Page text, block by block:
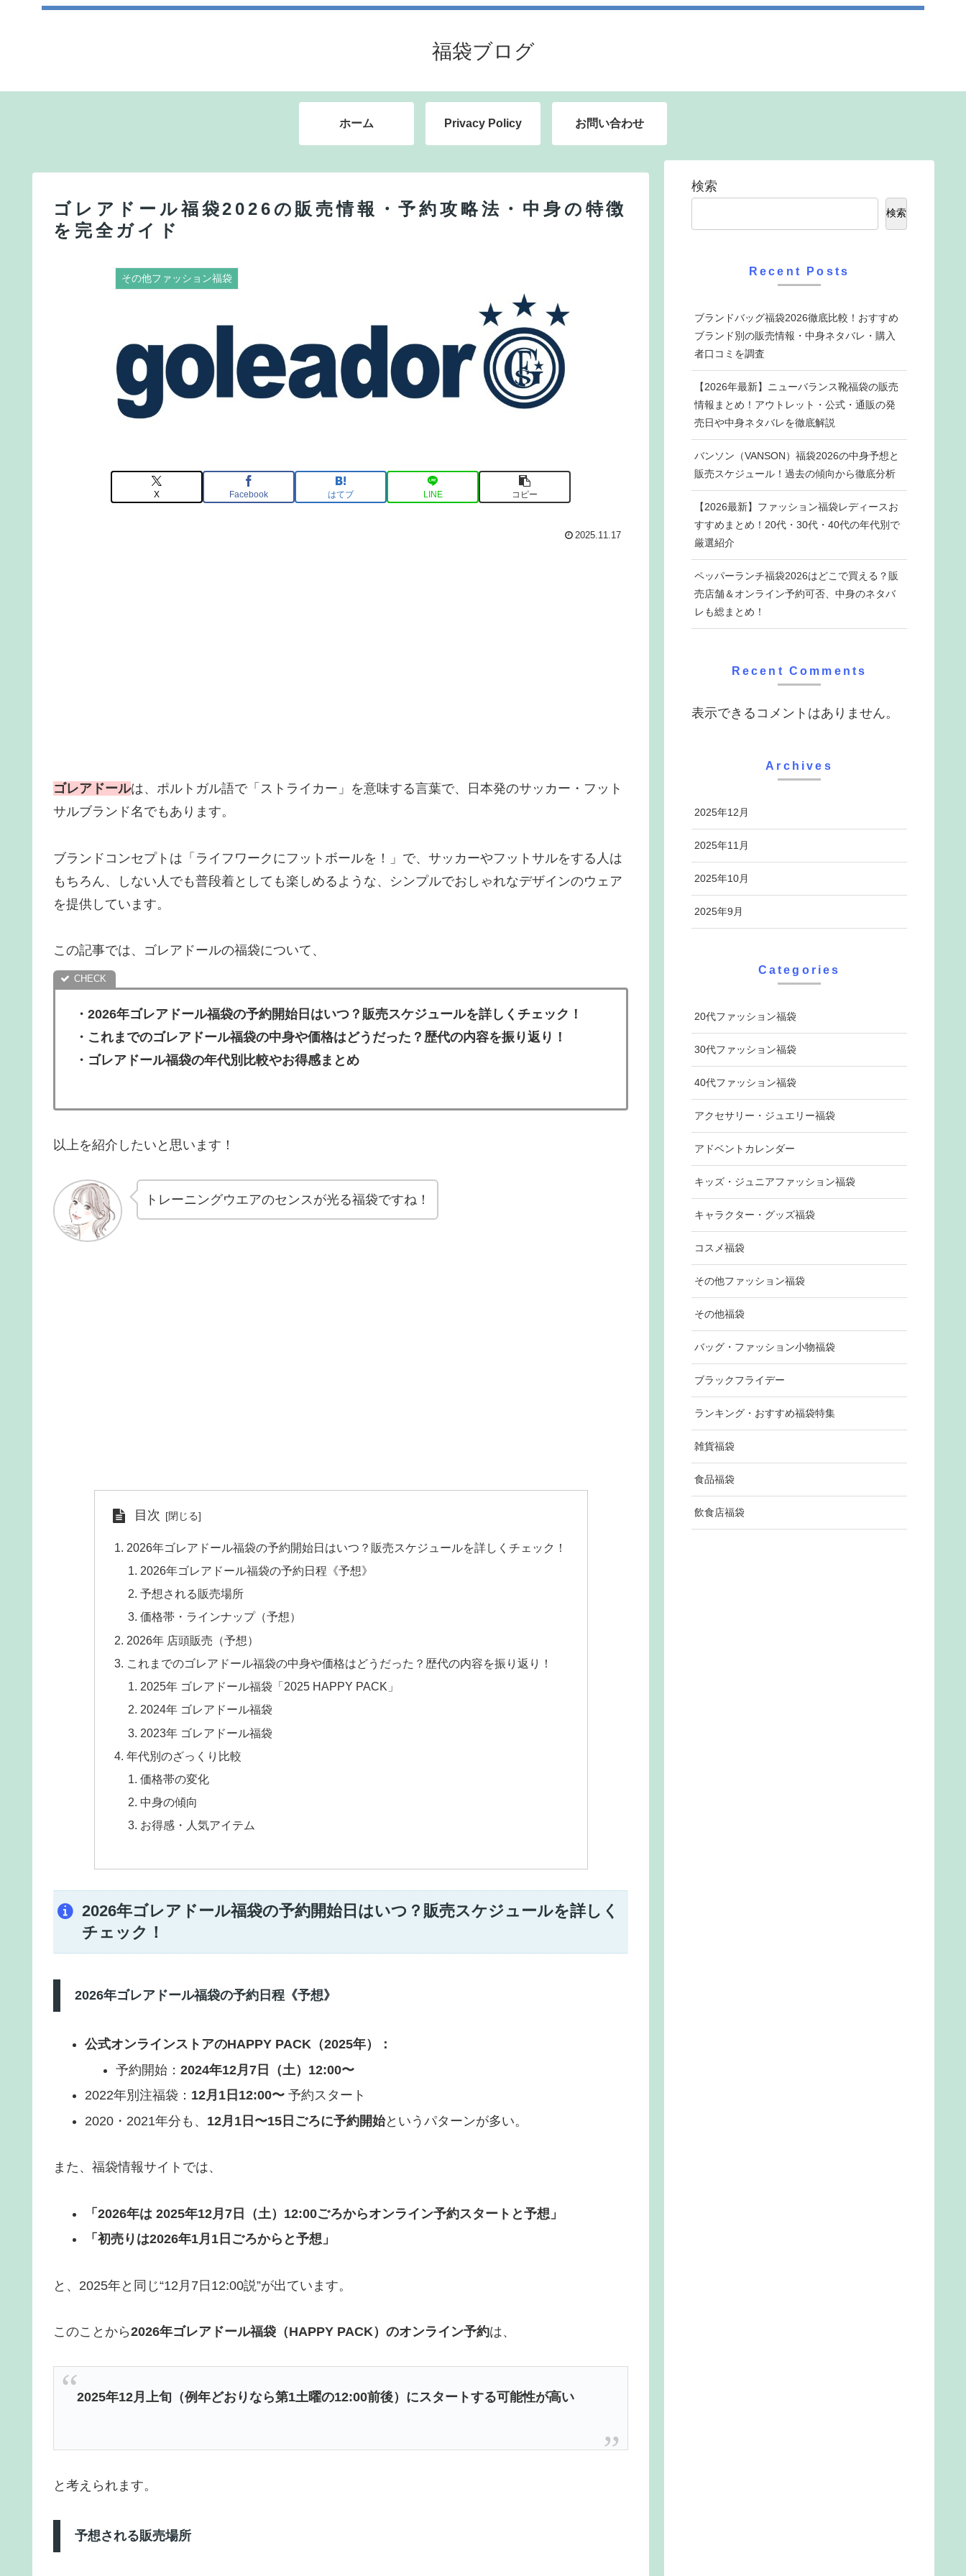
福袋ブログ
ホーム Privacy Policy お問い合わせ
ゴレアドール福袋2026の販売情報・予約攻略法・中身の特徴
を完全ガイド
その他ファッション福袋
X Facebook はてブ LINE コピー
2025.11.17
ゴレアドールは、ポルトガル語で「ストライカー」を意味する言葉で、日本発のサッカー・フット
サルブランド名でもあります。
ブランドコンセプトは「ライフワークにフットボールを！」で、サッカーやフットサルをする人は
もちろん、しない人でも普段着としても楽しめるような、シンプルでおしゃれなデザインのウェア
を提供しています。
この記事では、ゴレアドールの福袋について、
・ 2026年ゴレアドール福袋の予約開始日はいつ？販売スケジュールを詳しくチェック！
・これまでのゴレアドール福袋の中身や価格はどうだった？歴代の内容を振り返り！
・ ゴレアドール福袋の年代別比較やお得感まとめ
以上を紹介したいと思います！
トレーニングウエアのセンスが光る福袋ですね！
目次
2026年ゴレアドール福袋の予約開始日はいつ？販売スケジュールを詳しくチェック！
2026年ゴレアドール福袋の予約日程《予想》
予想される販売場所
価格帯・ラインナップ（予想）
2026年 店頭販売（予想）
これまでのゴレアドール福袋の中身や価格はどうだった？歴代の内容を振り返り！
2025年 ゴレアドール福袋「2025 HAPPY PACK」
2024年 ゴレアドール福袋
2023年 ゴレアドール福袋
年代別のざっくり比較
価格帯の変化
中身の傾向
お得感・人気アイテム
2026年ゴレアドール福袋の予約開始日はいつ？販売スケジュールを詳しく
チェック！
2026年ゴレアドール福袋の予約日程《予想》
公式オンラインストアのHAPPY PACK（2025年）：
予約開始：2024年12月7日（土）12:00〜
2022年別注福袋： 12月1日12:00〜予約スタート
2020・2021年分も、 12月1日〜15日ごろに予約開始というパターンが多い。
また、福袋情報サイトでは、
「2026年は 2025年12月7日（土）12:00ごろからオンライン予約スタートと予想」
「初売りは2026年1月1日ごろからと予想」
と、2025年と同じ“12月7日12:00説”が出ています。
このことから2026年ゴレアドール福袋（HAPPY PACK）のオンライン予約は、
2025年12月上旬（例年どおりなら第1土曜の12:00前後）にスタートする可能性が高い
と考えられます。
予想される販売場所
検索
検索
Recent Posts
ブランドバッグ福袋2026徹底比較！おすすめ
ブランド別の販売情報・中身ネタバレ・購入
者口コミを調査
【2026年最新】ニューバランス靴福袋の販売
情報まとめ！アウトレット・公式・通販の発
売日や中身ネタバレを徹底解説
バンソン（VANSON）福袋2026の中身予想と
販売スケジュール！過去の傾向から徹底分析
【2026最新】ファッション福袋レディースお
すすめまとめ！20代・30代・40代の年代別で
厳選紹介
ペッパーランチ福袋2026はどこで買える？販
売店舗＆オンライン予約可否、中身のネタバ
レも総まとめ！
Recent Comments
表示できるコメントはありません。
Archives
2025年12月
2025年11月
2025年10月
2025年9月
Categories
20代ファッション福袋
30代ファッション福袋
40代ファッション福袋
アクセサリー・ジュエリー福袋
アドベントカレンダー
キッズ・ジュニアファッション福袋
キャラクター・グッズ福袋
コスメ福袋
その他ファッション福袋
その他福袋
バッグ・ファッション小物福袋
ブラックフライデー
ランキング・おすすめ福袋特集
雑貨福袋
食品福袋
飲食店福袋